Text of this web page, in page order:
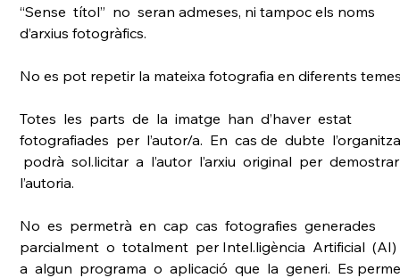
“Sense  títol”  no  seran admeses, ni tampoc els noms
d’arxius fotogràfics.
No es pot repetir la mateixa fotografia en diferents
Totes  les  parts  de  la  imatge  han  d’haver  estat
fotografiades  per  l’autor/a.  En  cas de  dubte
podrà  sol.licitar  a  l’autor  l’arxiu  original  per
l’autoria.
No  es  permetrà  en  cap  cas  fotografies  generades
parcialment  o  totalment  per Intel.ligència  Artificial
a  algun  programa  o  aplicació  que  la  generi.  Es